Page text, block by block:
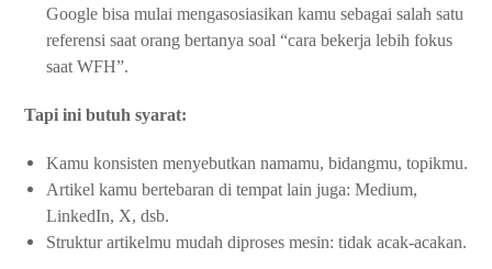
Google bisa mulai mengasosiasikan kamu sebagai salah satu
referensi saat orang bertanya soal “cara bekerja lebih fokus
saat WFH”.
Tapi ini butuh syarat:
Kamu konsisten menyebutkan namamu, bidangmu, topikmu.
Artikel kamu bertebaran di tempat lain juga: Medium,
LinkedIn, X, dsb.
Struktur artikelmu mudah diproses mesin: tidak acak-acakan.